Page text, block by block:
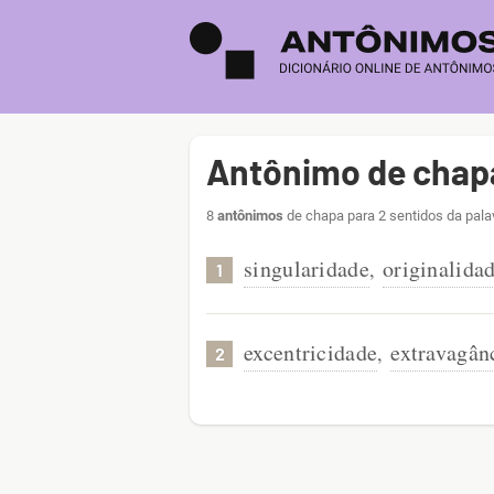
Antônimo de
8 antônimos de chapa para 2 sentidos da
1 singularidade,
2 excentricidade,